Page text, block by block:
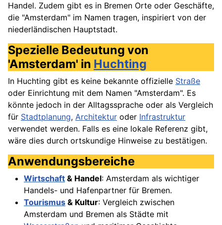
Handel. Zudem gibt es in Bremen Orte oder Geschäfte,
die "Amsterdam" im Namen tragen, inspiriert von der
niederländischen Hauptstadt.
Spezielle Bedeutung von
'Amsterdam' in Huchting
In Huchting gibt es keine bekannte offizielle Straße
oder Einrichtung mit dem Namen "Amsterdam". Es
könnte jedoch in der Alltagssprache oder als Vergleich
für Stadtplanung, Architektur oder Infrastruktur
verwendet werden. Falls es eine lokale Referenz gibt,
wäre dies durch ortskundige Hinweise zu bestätigen.
Anwendungsbereiche
Wirtschaft & Handel: Amsterdam als wichtiger
Handels- und Hafenpartner für Bremen.
Tourismus & Kultur: Vergleich zwischen
Amsterdam und Bremen als Städte mit